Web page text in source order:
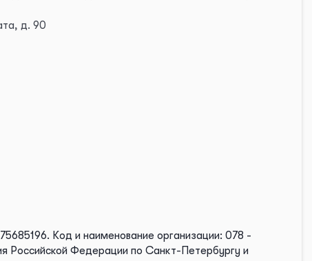
д. 90
Код и наименование организации: 078 -
Российской Федерации по Санкт-Петербургу и